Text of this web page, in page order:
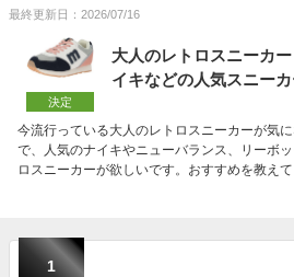
最終更新日：2026/07/16
決定
大人のレトロスニーカ
イキなどの人気スニー
今流行っている大人のレトロスニーカーが気
で、人気のナイキやニューバランス、リーボ
ロスニーカーが欲しいです。おすすめを教えて
1